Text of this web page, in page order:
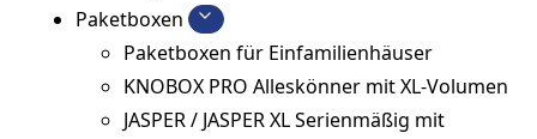
Paketboxen
Paketboxen für Einfamilienhäuser
KNOBOX PRO Alleskönner mit XL-Volumen
JASPER / JASPER XLSerienmäßig mit